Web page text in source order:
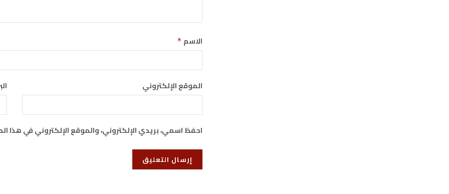
الاسم *
الموقع الإلكتروني
احفظ اسمي، بريدي الإلكتروني، والموقع الإلكتروني في هذا